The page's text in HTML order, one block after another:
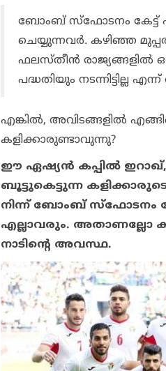
ബോംബ് സ്‌ഫോടനം കേട്ട്
ചെയ്യുന്നവര്‍. കഴിഞ്ഞ
ഫലസ്തീന്‍ രാജ്യങ്ങളില്‍
പദ്ധതിയും
എങ്കില്‍, അവിടങ്ങളില്‍
കളിക്കാരുണ്ടാവുന്നു?
ഈ ഏഷ്യന്‍ കപ്പില്‍ ഇറാഖ്,
ബൂട്ടുകെട്ടുന്ന
നിന്ന് ബോംബ് സ്‌ഫോടനം
എല്ലാവരും. അതാണല്ലോ
നാടിന്റെ അവസ്ഥ.